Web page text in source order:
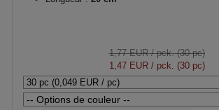
1,77 EUR/ pck. (30 pc)
1,47 EUR/ pck. (30 pc)